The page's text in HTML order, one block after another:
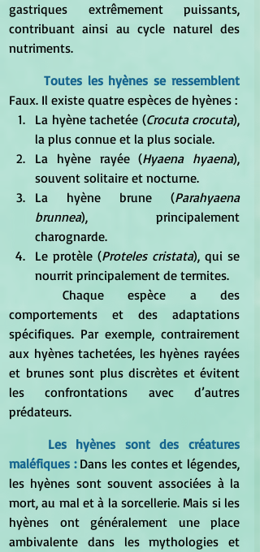
gastriques extrêmement puissants,
contribuant ainsi au cycle naturel des
nutriments.
Faux. Il existe quatre espèces de hyènes :
La hyène tachetée (Crocuta crocuta),
la plus connue et la plus sociale.
La hyène rayée (Hyaena hyaena),
souvent solitaire et nocturne.
La hyène brune (Parahyaena
brunnea), principalement
charognarde.
Le protèle (Proteles cristata), qui se
nourrit principalement de termites.
comportements et des adaptations
spécifiques. Par exemple, contrairement
aux hyènes tachetées, les hyènes rayées
et brunes sont plus discrètes et évitent
les confrontations avec d’autres
prédateurs.
maléfiques : Dans les contes et légendes,
les hyènes sont souvent associées à la
mort, au mal et à la sorcellerie. Mais si les
hyènes ont généralement une place
ambivalente dans les mythologies et